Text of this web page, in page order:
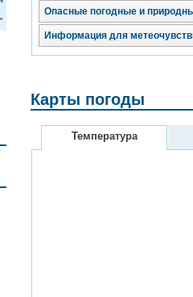
Опасные погодные и
Информация для
Карты погоды
Температура